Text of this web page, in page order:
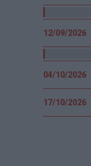
12/09/2026
04/10/2026
17/10/2026